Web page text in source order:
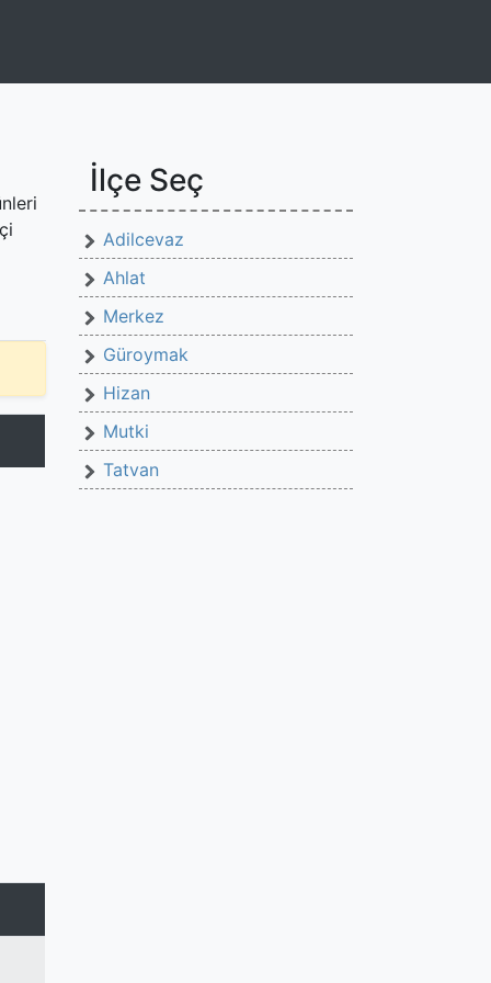
İlçe Seç
Adilcevaz
Ahlat
Merkez
Güroymak
Hizan
Mutki
Tatvan